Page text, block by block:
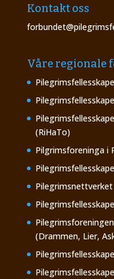
Kontakt oss
Våre regionale
(RiHaTo)
Pilgrimsforeninga i
(Drammen, Lier,